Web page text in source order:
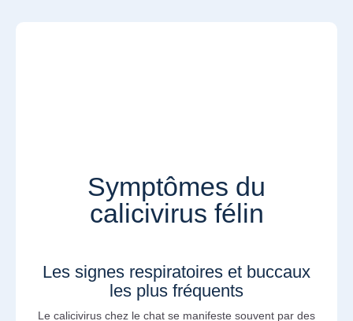
Symptômes du
calicivirus félin
Les signes respiratoires et buccaux
les plus fréquents
Le calicivirus chez le chat se manifeste souvent par des